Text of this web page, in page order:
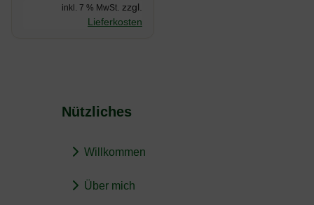
inkl. 7 % MwSt. zzgl.
Lieferkosten
Nützliches
Willkommen
Über mich